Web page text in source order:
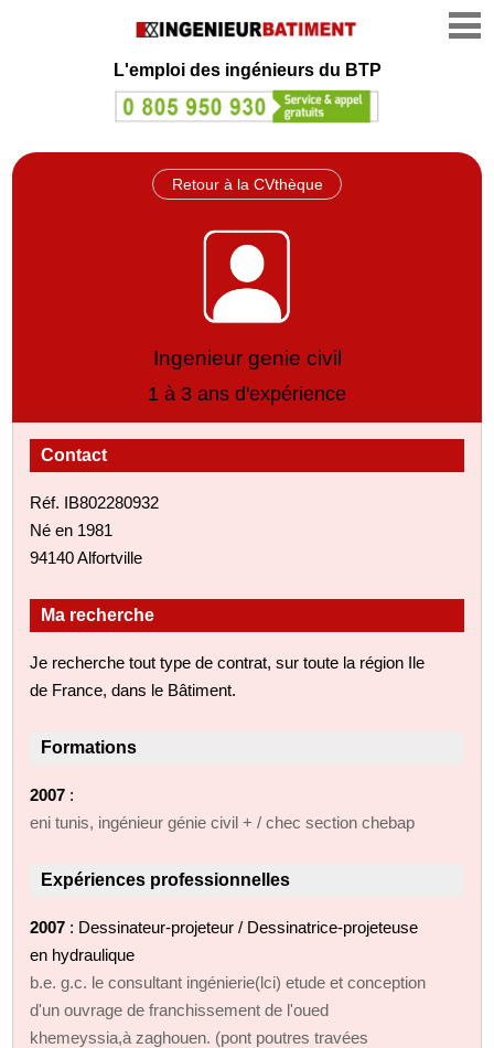
L'emploi des ingénieurs du BTP
Retour à la CVthèque
Ingenieur genie civil
1 à 3 ans d'expérience
Contact
Réf. IB802280932
Né en 1981
94140 Alfortville
Ma recherche
Je recherche tout type de contrat, sur toute la région Ile
de France, dans le Bâtiment.
Formations
2007 :
eni tunis, ingénieur génie civil + / chec section chebap
Expériences professionnelles
2007 : Dessinateur-projeteur / Dessinatrice-projeteuse
en hydraulique
b.e. g.c. le consultant ingénierie(lci) etude et conception
d'un ouvrage de franchissement de l'oued
khemeyssia,à zaghouen. (pont poutres travées